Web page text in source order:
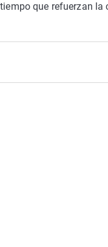
que refuerzan la